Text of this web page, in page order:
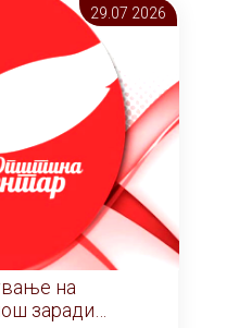
29.07 2026
заради